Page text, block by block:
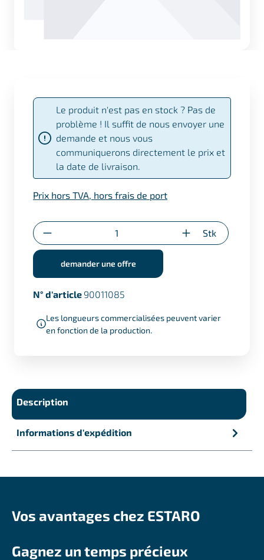
Le produit n'est pas en stock ? Pas de
problème ! Il suffit de nous envoyer une
demande et nous vous
communiquerons directement le prix et
la date de livraison.
Prix hors TVA, hors frais de port
Quantité Stk
demander une offre
N° d'article 90011085
Les longueurs commercialisées peuvent varier
en fonction de la production.
Description
Informations d'expédition
Vos avantages chez ESTARO
Gagnez un temps précieux